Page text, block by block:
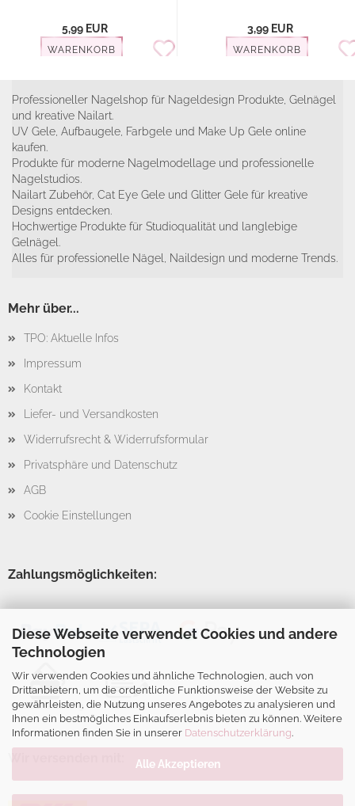
Diese Webseite verwendet Cookies und andere
Technologien
Wir verwenden Cookies und ähnliche Technologien, auch von
Drittanbietern, um die ordentliche Funktionsweise der Website zu
gewährleisten, die Nutzung unseres Angebotes zu analysieren und
Ihnen ein bestmögliches Einkaufserlebnis bieten zu können. Weitere
Informationen finden Sie in unserer Datenschutzerklärung.
Alle Akzeptieren
5,99 EUR
WARENKORB
3,99 EUR
WARENKORB
Professioneller Nagelshop für Nageldesign Produkte, Gelnägel
und kreative Nailart.
UV Gele, Aufbaugele, Farbgele und Make Up Gele online
kaufen.
Produkte für moderne Nagelmodellage und professionelle
Nagelstudios.
Nailart Zubehör, Cat Eye Gele und Glitter Gele für kreative
Designs entdecken.
Hochwertige Produkte für Studioqualität und langlebige
Gelnägel.
Alles für professionelle Nägel, Naildesign und moderne Trends.
Mehr über...
TPO: Aktuelle Infos
Impressum
Kontakt
Liefer- und Versandkosten
Widerrufsrecht & Widerrufsformular
Privatsphäre und Datenschutz
AGB
Cookie Einstellungen
Zahlungsmöglichkeiten: